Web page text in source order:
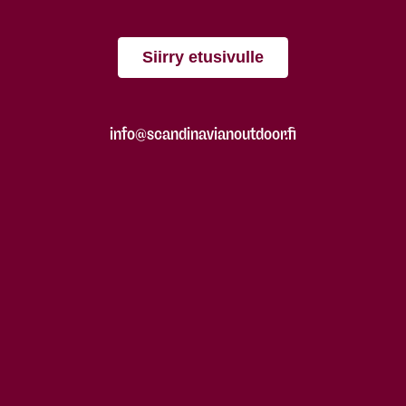
Siirry etusivulle
info@scandinavianoutdoor.fi